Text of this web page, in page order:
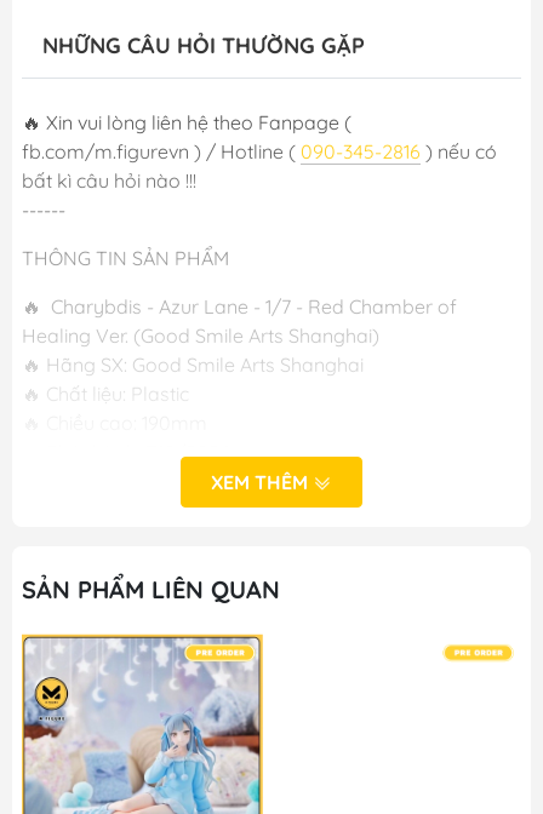
NHỮNG CÂU HỎI THƯỜNG GẶP
🔥 Xin vui lòng liên hệ theo Fanpage (
fb.com/m.figurevn ) / Hotline ( 090-345-2816 ) nếu có
bất kì câu hỏi nào !!!
------
THÔNG TIN SẢN PHẨM
🔥 Charybdis - Azur Lane - 1/7 - Red Chamber of
Healing Ver. (Good Smile Arts Shanghai)
🔥 Hãng SX: Good Smile Arts Shanghai
🔥 Chất liệu: Plastic
🔥 Phát hành: T10/2024
M FIGURE - MÔ HÌNH ANIME CHÍNH HÃNG NHẬT BẢN
🔥Add: Ngọc Hồi - Hoàng Liệt - Hoàng Mai - Hà Nội
🔥Hotline:090-345-2816or098-777-0035
🔥Website: https://mfigure.com/
#figure #mo_hinh #mo_hinh_nhan_vat
#mo_hinh_anime #anime_figure #figure
#mo_hinh_chinh_hang #mo_hinh_figure
#figure_chinh_hang #mo_hinh_tinh #nendoroid
XEM THÊM
SẢN PHẨM LIÊN QUAN